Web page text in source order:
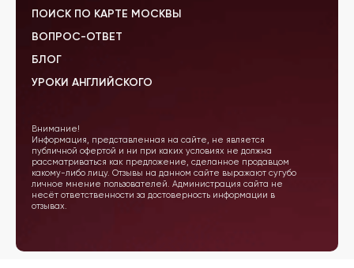
ПОИСК ПО КАРТЕ МОСКВЫ
ВОПРОС-ОТВЕТ
БЛОГ
УРОКИ АНГЛИЙСКОГО
Внимание!
Информация, представленная на сайте, не является
публичной офертой и ни при каких условиях не должна
рассматриваться как предложение, сделанное продавцом
какому-либо лицу. Отзывы на данном сайте выражают сугубо
личное мнение пользователей. Администрация сайта не
несёт ответственности за достоверность информации в
отзывах.